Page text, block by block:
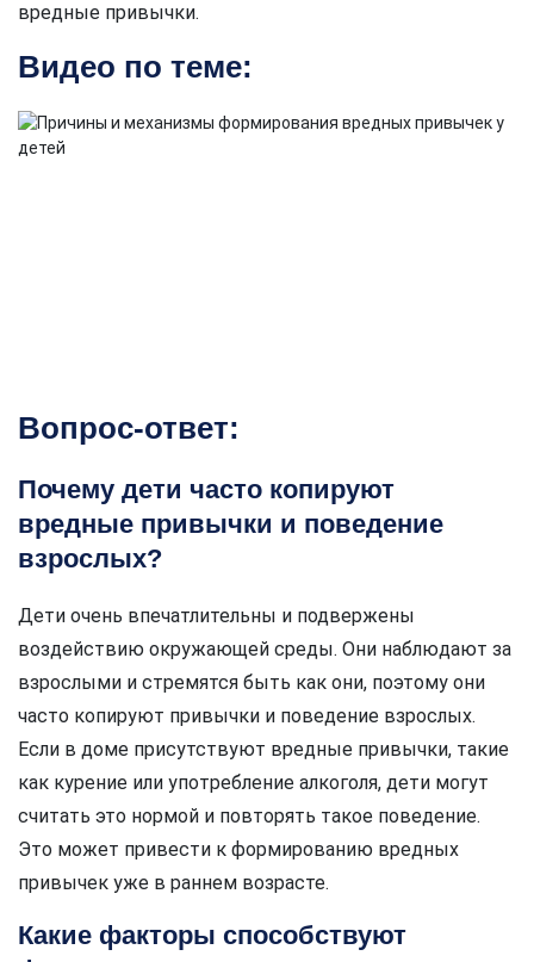
вредные привычки.
Видео по теме:
Вопрос-ответ:
Почему дети часто копируют
вредные привычки и поведение
взрослых?
Дети очень впечатлительны и подвержены
воздействию окружающей среды. Они наблюдают за
взрослыми и стремятся быть как они, поэтому они
часто копируют привычки и поведение взрослых.
Если в доме присутствуют вредные привычки, такие
как курение или употребление алкоголя, дети могут
считать это нормой и повторять такое поведение.
Это может привести к формированию вредных
привычек уже в раннем возрасте.
Какие факторы способствуют